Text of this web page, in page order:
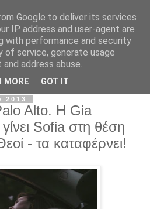
αλλά όχι το μωρό της
2013
Alto. Η Gia
Sofia στη θέση
- τα καταφέρνει!
Google to deliver its services
IP address and user-agent are
with performance and security
service, generate usage
address abuse.
MORE GOT IT